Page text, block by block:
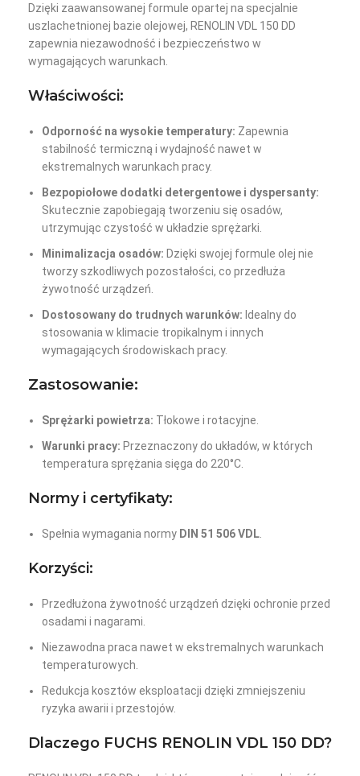
Dzięki zaawansowanej formule opartej na specjalnie
uszlachetnionej bazie olejowej, RENOLIN VDL 150 DD
zapewnia niezawodność i bezpieczeństwo w
wymagających warunkach.
Właściwości:
Odporność na wysokie temperatury: Zapewnia
stabilność termiczną i wydajność nawet w
ekstremalnych warunkach pracy.
Bezpopiołowe dodatki detergentowe i dyspersanty:
Skutecznie zapobiegają tworzeniu się osadów,
utrzymując czystość w układzie sprężarki.
Minimalizacja osadów: Dzięki swojej formule olej nie
tworzy szkodliwych pozostałości, co przedłuża
żywotność urządzeń.
Dostosowany do trudnych warunków: Idealny do
stosowania w klimacie tropikalnym i innych
wymagających środowiskach pracy.
Zastosowanie:
Sprężarki powietrza: Tłokowe i rotacyjne.
Warunki pracy: Przeznaczony do układów, w których
temperatura sprężania sięga do 220°C.
Normy i certyfikaty:
Spełnia wymagania normy DIN 51 506 VDL.
Korzyści:
Przedłużona żywotność urządzeń dzięki ochronie przed
osadami i nagarami.
Niezawodna praca nawet w ekstremalnych warunkach
temperaturowych.
Redukcja kosztów eksploatacji dzięki zmniejszeniu
ryzyka awarii i przestojów.
Dlaczego FUCHS RENOLIN VDL 150 DD?